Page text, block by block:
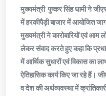
मुख्यमंत्री पुष्कर सिंह धामी ने
में हरकीपैड़ी बाजार में आयोजित
मुख्यमंत्री ने कारोबारियों एवं आम
लेकर संवाद करते हुए कहा कि
में आर्थिक सुधारों एवं विकास का
ऐतिहासिक कार्य किए जा रहे हैं।
व देश की अर्थव्यवस्था में